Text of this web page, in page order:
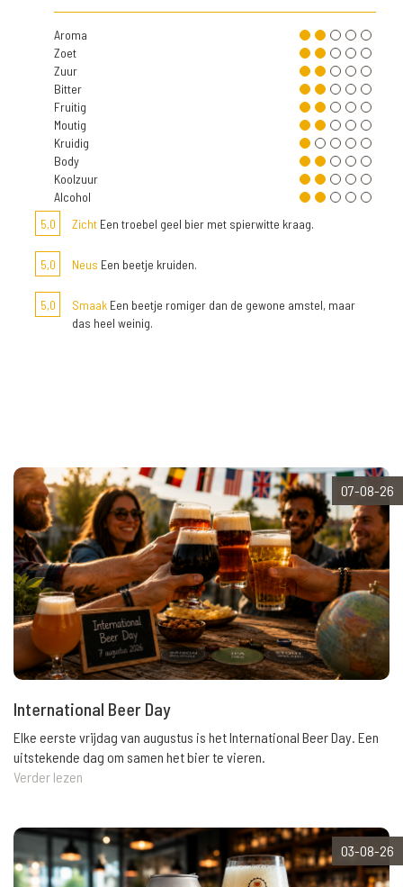
Aroma
Zoet
Zuur
Bitter
Fruitig
Moutig
Kruidig
Body
Koolzuur
Alcohol
5,0
Zicht Een troebel geel bier met spierwitte kraag.
5,0 Neus Een beetje kruiden.
5,0 Smaak Een beetje romiger dan de gewone amstel, maar
das heel weinig.
07-08-26
International Beer Day
Elke eerste vrijdag van augustus is het International Beer Day. Een
uitstekende dag om samen het bier te vieren.
Verder lezen
03-08-26